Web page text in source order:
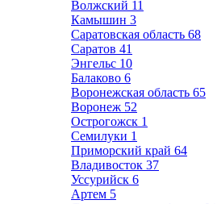
Волжский 11
Камышин 3
Саратовская область 68
Саратов 41
Энгельс 10
Балаково 6
Воронежская область 65
Воронеж 52
Острогожск 1
Семилуки 1
Приморский край 64
Владивосток 37
Уссурийск 6
Артем 5